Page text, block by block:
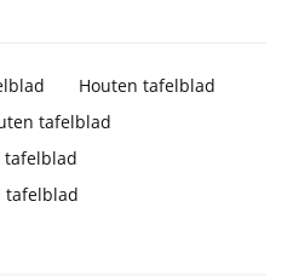
Houten tafelblad
tafelblad
tafelblad
tafelblad